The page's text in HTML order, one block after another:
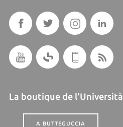
La boutique de l'Università
A BUTTEGUCCIA